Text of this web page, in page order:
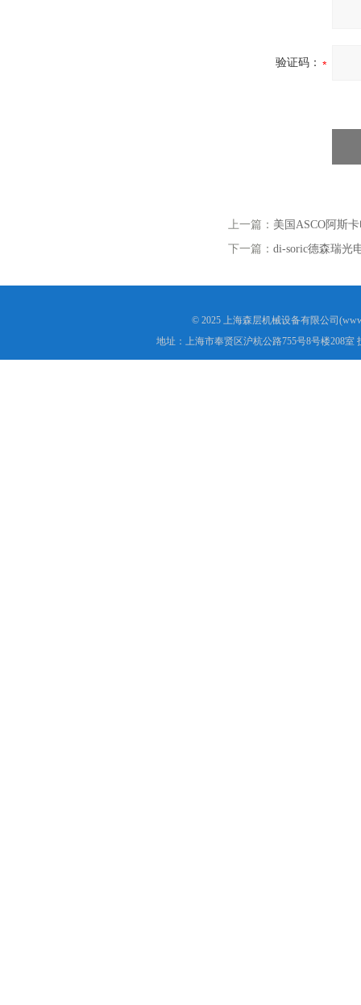
验证码：
上一篇： 美国ASCO阿斯
下一篇： di-soric德森瑞光
© 2025 上海森层机械设备有限公司
地址：上海市奉贤区沪杭公路755号8号楼208室